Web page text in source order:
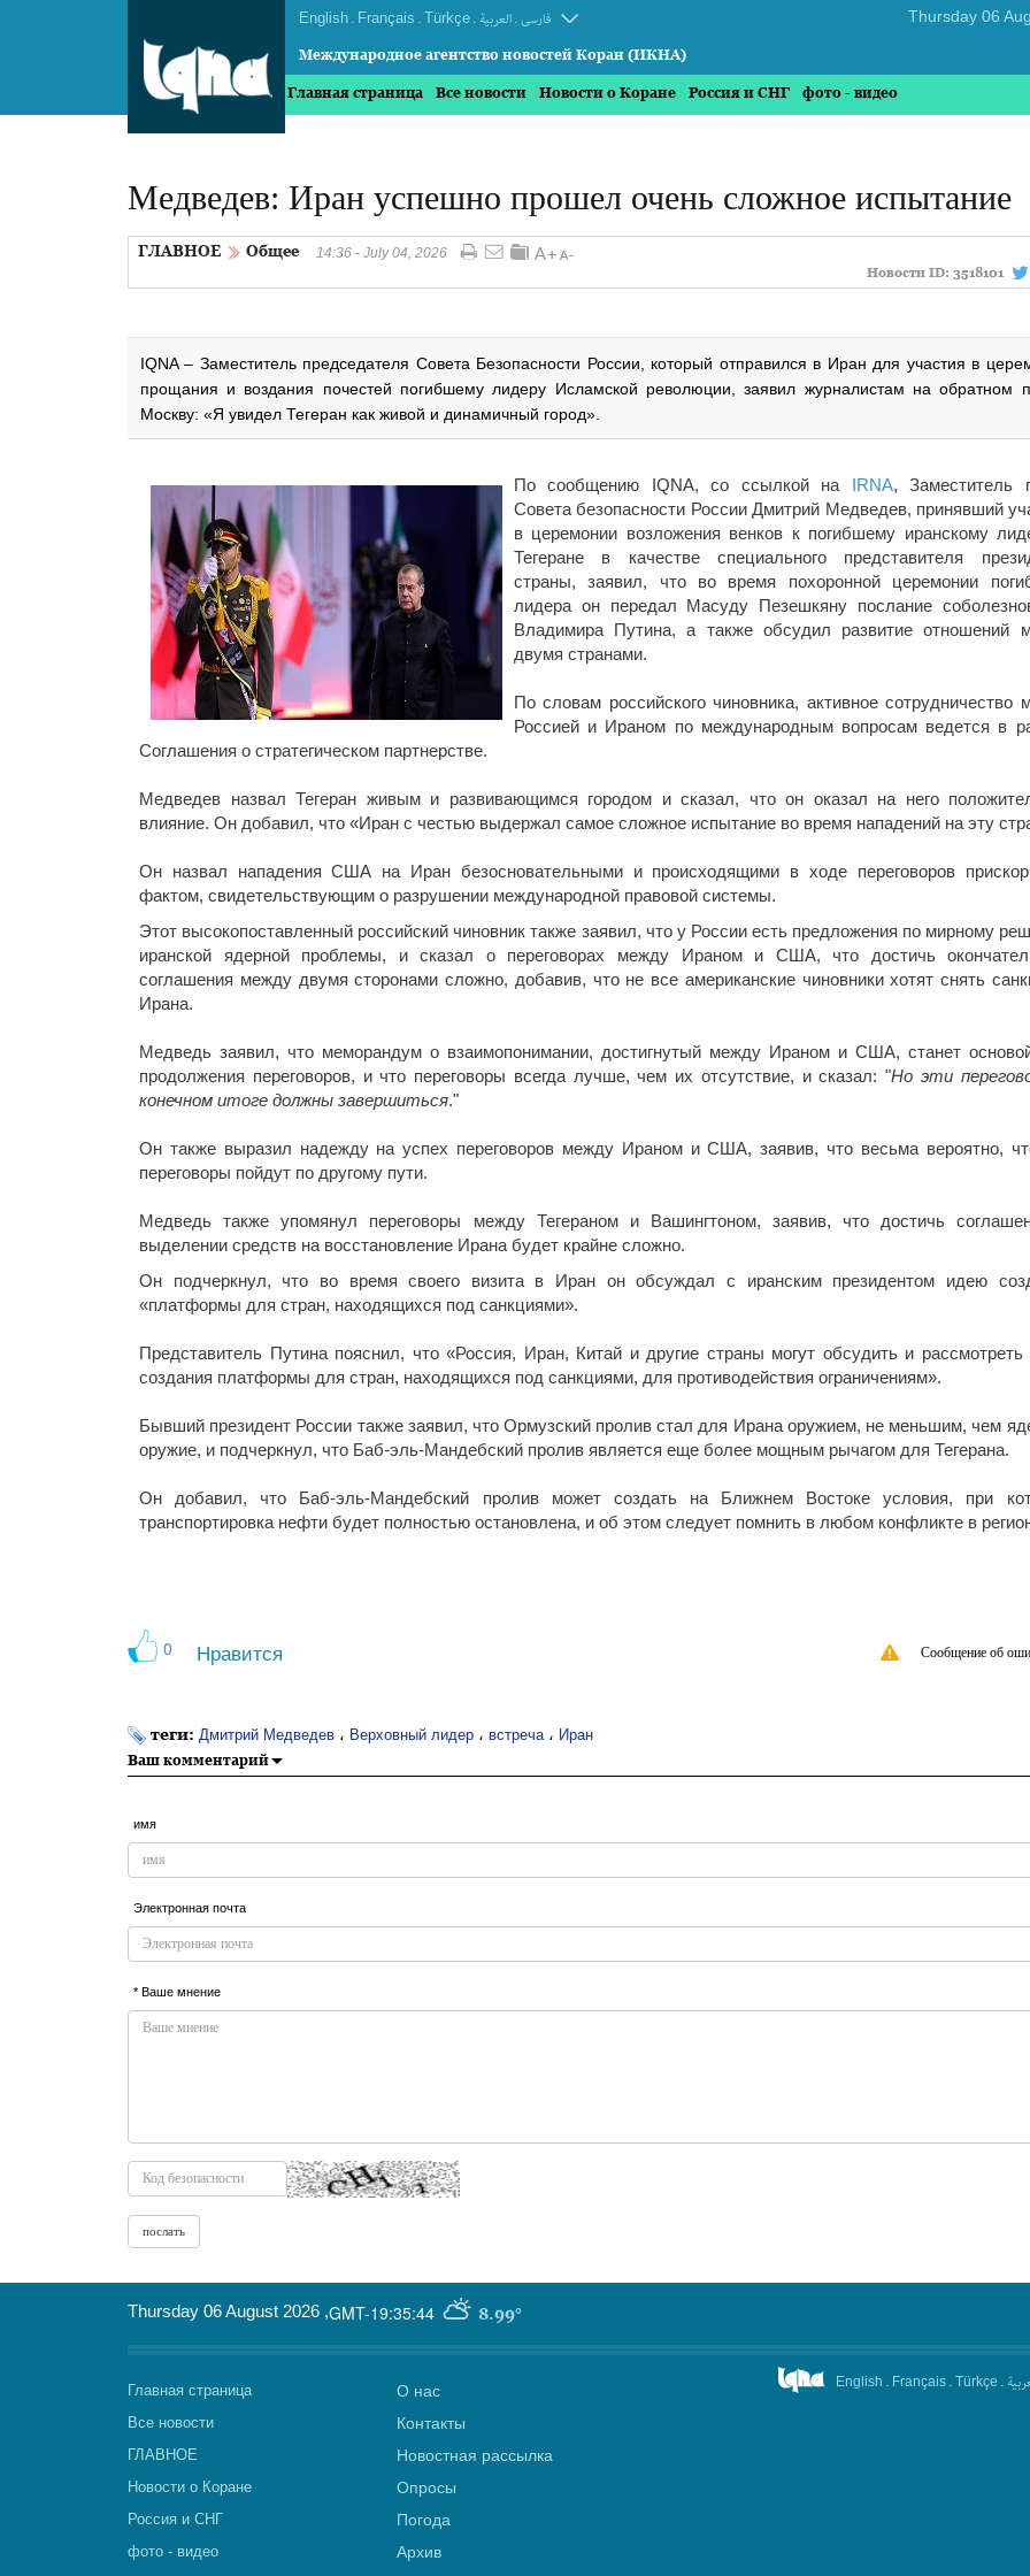
English . Français . Türkçe . العربیة . فارسی
Международное агентство новостей Коран (ИКНА)
Главная страница Все новости Новости о Коране Россия и СНГ фото - видео
Медведев: Иран успешно прошел очень сложное испытание
ГЛАВНОЕ Общее
14:36 - July 04, 2026
Новости ID: 3518101
IQNA – Заместитель председателя Совета Безопасности России, который отправился в Иран для участия в
прощания и воздания почестей погибшему лидеру Исламской революции, заявил журналистам на обратном
Москву: «Я увидел Тегеран как живой и динамичный город».
По сообщению IQNA, со ссылкой на IRNA, Заместитель
Совета безопасности России Дмитрий Медведев, принявший
в церемонии возложения венков к погибшему иранскому
Тегеране в качестве специального представителя
страны, заявил, что во время похоронной церемонии
лидера он передал Масуду Пезешкяну послание
Владимира Путина, а также обсудил развитие отношений
двумя странами.
По словам российского чиновника, активное сотрудничество
Россией и Ираном по международным вопросам ведется в
Соглашения о стратегическом партнерстве.
Медведев назвал Тегеран живым и развивающимся городом и сказал, что он оказал на него
влияние. Он добавил, что «Иран с честью выдержал самое сложное испытание во время нападений на эту
Он назвал нападения США на Иран безосновательными и происходящими в ходе переговоров
фактом, свидетельствующим о разрушении международной правовой системы.
Этот высокопоставленный российский чиновник также заявил, что у России есть предложения по мирному
иранской ядерной проблемы, и сказал о переговорах между Ираном и США, что достичь
соглашения между двумя сторонами сложно, добавив, что не все американские чиновники хотят снять
Ирана.
Медведь заявил, что меморандум о взаимопонимании, достигнутый между Ираном и США, станет
продолжения переговоров, и что переговоры всегда лучше, чем их отсутствие, и сказал: "Но эти
конечном итоге должны завершиться."
Он также выразил надежду на успех переговоров между Ираном и США, заявив, что весьма вероятно,
переговоры пойдут по другому пути.
Медведь также упомянул переговоры между Тегераном и Вашингтоном, заявив, что достичь
выделении средств на восстановление Ирана будет крайне сложно.
Он подчеркнул, что во время своего визита в Иран он обсуждал с иранским президентом идею
«платформы для стран, находящихся под санкциями».
Представитель Путина пояснил, что «Россия, Иран, Китай и другие страны могут обсудить и
создания платформы для стран, находящихся под санкциями, для противодействия ограничениям».
Бывший президент России также заявил, что Ормузский пролив стал для Ирана оружием, не меньшим, чем
оружие, и подчеркнул, что Баб-эль-Мандебский пролив является еще более мощным рычагом для Тегерана.
Он добавил, что Баб-эль-Мандебский пролив может создать на Ближнем Востоке условия, при
транспортировка нефти будет полностью остановлена, и об этом следует помнить в любом конфликте в
0 Нравится Сообщение об
теги: Дмитрий Медведев ، Верховный лидер ، встреча ، Иран
Ваш комментарий
имя
Электронная почта
* Ваше мнение
GMT-19:35:44 8.99°
Thursday 06 August 2026 ,
Главная страница
Все новости
ГЛАВНОЕ
Новости о Коране
Россия и СНГ
фото - видео
О нас
Контакты
Новостная рассылка
Опросы
Погода
Архив
English . Français . Türkçe .